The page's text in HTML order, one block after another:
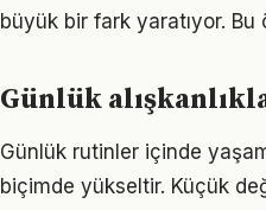
büyük bir fark yaratıyor.
Günlük
Günlük rutinler içinde
biçimde yükseltir. Küçük